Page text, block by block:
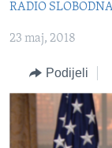
Idi
na
pretragu
SJEDINJENE
BOSNA I
SVIJET
NAUKA I
SPECIJALNI
KORUPCIJA
SLOBODA
ŽENSKA STRANA
RADIO
23 maj, 2018
Podijeli